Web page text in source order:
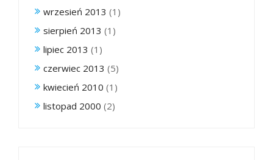
wrzesień 2013 (1)
sierpień 2013 (1)
lipiec 2013 (1)
czerwiec 2013 (5)
kwiecień 2010 (1)
listopad 2000 (2)